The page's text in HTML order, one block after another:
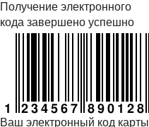
Получение электронного
кода завершено успешно
Ваш электронный код карты